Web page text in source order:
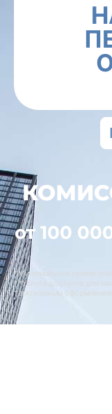
от 100
*Минимальная сумма
**Услуга доступна для
таможенным